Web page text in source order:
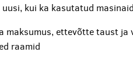
kui ka kasutatud
maksumus, ettevõtte taust ja
raamid